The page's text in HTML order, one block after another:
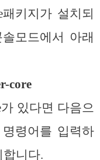
패키지가 설치되
모드에서 아래
core
가 있다면 다음으
령어를 입력하
합니다.